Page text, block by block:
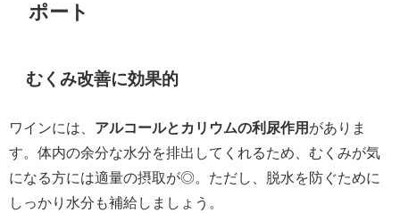
ポート
むくみ改善に効果的
ワインには、 アルコールとカリウムの利尿作用 がありま
す。体内の余分な水分を排出してくれるため、むくみが気
になる方には適量の摂取が◎。ただし、脱水を防ぐために
しっかり水分も補給しましょう。